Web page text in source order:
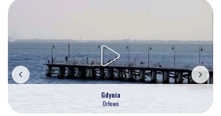
Gdynia
Orłowo